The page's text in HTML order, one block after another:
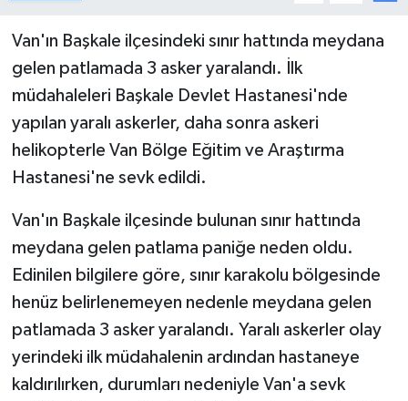
Van'ın Başkale ilçesindeki sınır hattında meydana
gelen patlamada 3 asker yaralandı. İlk
müdahaleleri Başkale Devlet Hastanesi'nde
yapılan yaralı askerler, daha sonra askeri
helikopterle Van Bölge Eğitim ve Araştırma
Hastanesi'ne sevk edildi.
Van'ın Başkale ilçesinde bulunan sınır hattında
meydana gelen patlama paniğe neden oldu.
Edinilen bilgilere göre, sınır karakolu bölgesinde
henüz belirlenemeyen nedenle meydana gelen
patlamada 3 asker yaralandı. Yaralı askerler olay
yerindeki ilk müdahalenin ardından hastaneye
kaldırılırken, durumları nedeniyle Van'a sevk